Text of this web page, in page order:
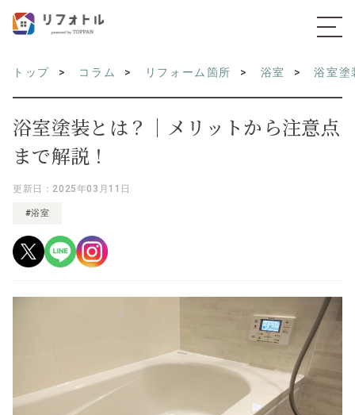
トップ コラム リフォーム箇所 浴室 浴室塗
浴室塗装とは？｜メリットから注意点
まで解説！
更新日：2025年03月11日
#浴室